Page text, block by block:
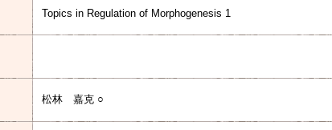
Topics in Regulation of Morphogenesis 1
松林 嘉克 ○